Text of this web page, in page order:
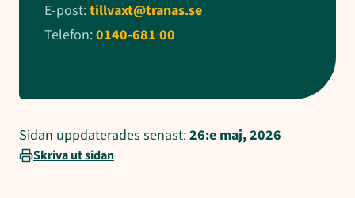
E-post:tillvaxt@tranas.se
Telefon:0140-681 00
Sidan uppdaterades senast:26:e maj, 2026
Skriva ut sidan